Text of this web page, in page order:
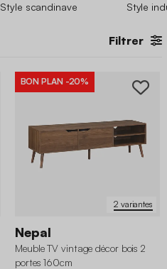
Style scandinave Style
Filtrer
2 variantes
BON PLAN -20%
Nepal
Meuble TV vintage décor bois 2
portes 160cm